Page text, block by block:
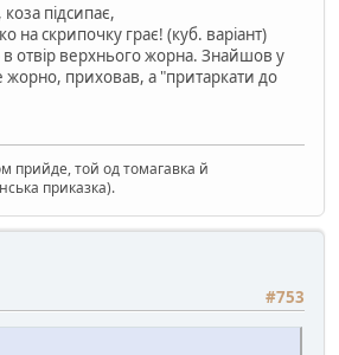
підсипає,
на скрипочку грає! (куб. варіант)
в отвір верхнього жорна. Знайшов у
жорно, приховав, а "притаркати до
прийде, той од томагавка й
приказка).
#753